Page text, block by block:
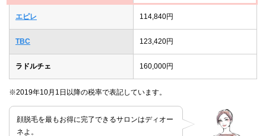
エピレ 114,840円
TBC 123,420円
ラドルチェ 160,000円
※2019年10月1日以降の税率で表記しています。
顔脱毛を最もお得に完了できるサロンはディオー
ネよ。